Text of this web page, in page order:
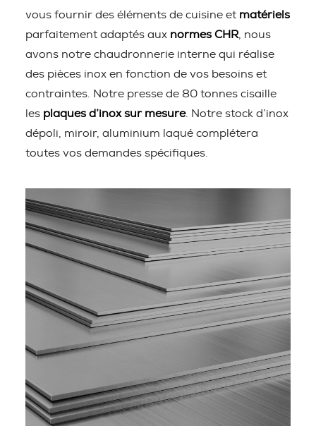
vous fournir des éléments de cuisine et matériels
parfaitement adaptés aux normes CHR , nous
avons notre chaudronnerie interne qui réalise
des pièces inox en fonction de vos besoins et
contraintes. Notre presse de 80 tonnes cisaille
les plaques d’inox sur mesure. Notre stock d’inox
dépoli, miroir, aluminium laqué complétera
toutes vos demandes spécifiques.